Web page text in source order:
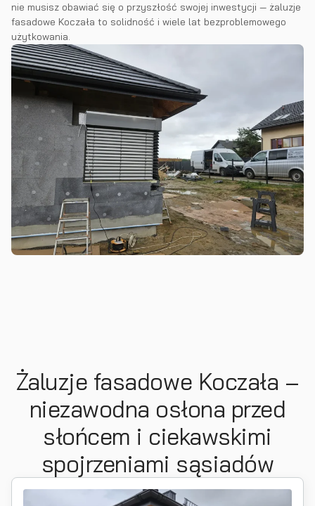
nie musisz obawiać się o przyszłość swojej inwestycji — żaluzje
fasadowe Koczała to solidność i wiele lat bezproblemowego
użytkowania.
Żaluzje fasadowe Koczała –
niezawodna osłona przed
słońcem i ciekawskimi
spojrzeniami sąsiadów